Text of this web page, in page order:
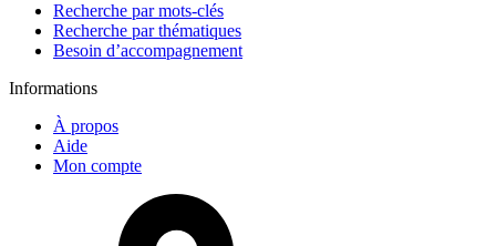
Recherche par mots-clés
Recherche par thématiques
Besoin d’accompagnement
Informations
À propos
Aide
Mon compte